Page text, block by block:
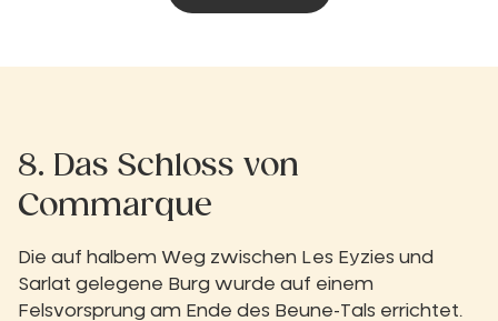
8. Das Schloss von
Commarque
Die auf halbem Weg zwischen Les Eyzies und
Sarlat gelegene Burg wurde auf einem
Felsvorsprung am Ende des Beune-Tals errichtet.